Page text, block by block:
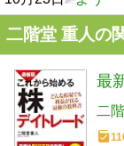
二階堂 重人の
最
二